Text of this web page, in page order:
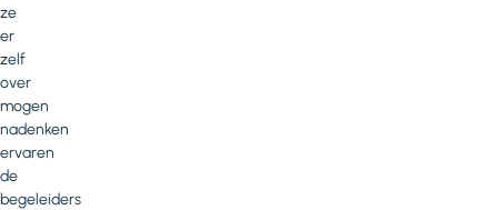
ze
er
zelf
over
mogen
nadenken
ervaren
de
begeleiders